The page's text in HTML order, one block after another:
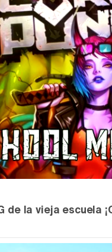
de la vieja escuela